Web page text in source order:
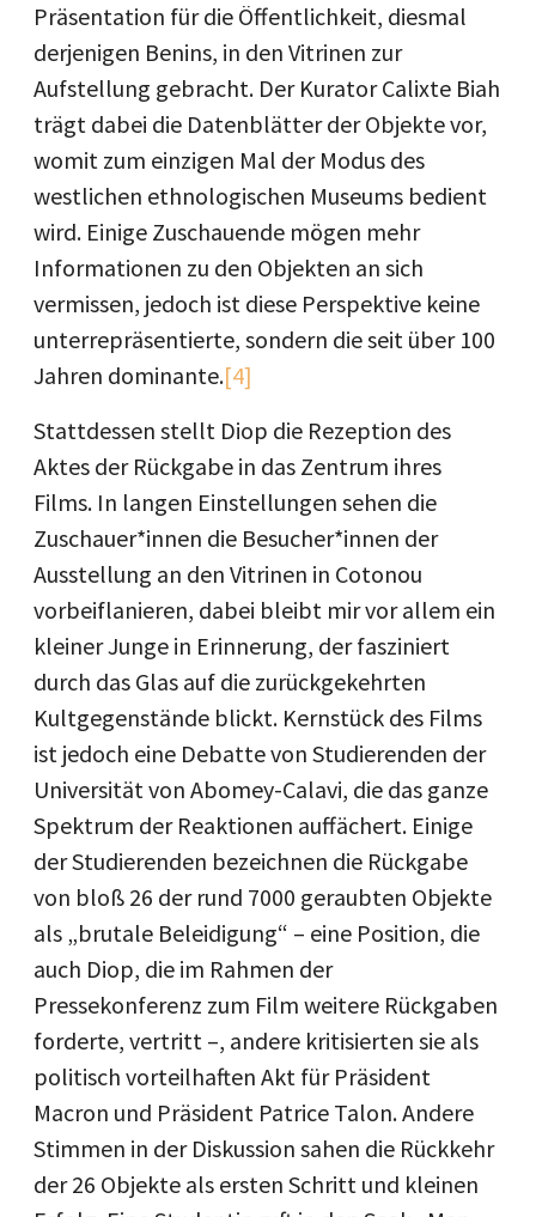
Präsentation für die Öffentlichkeit, diesmal
derjenigen Benins, in den Vitrinen zur
Aufstellung gebracht. Der Kurator Calixte Biah
trägt dabei die Datenblätter der Objekte vor,
womit zum einzigen Mal der Modus des
westlichen ethnologischen Museums bedient
wird. Einige Zuschauende mögen mehr
Informationen zu den Objekten an sich
vermissen, jedoch ist diese Perspektive keine
unterrepräsentierte, sondern die seit über 100
Jahren dominante.[4]
Stattdessen stellt Diop die Rezeption des
Aktes der Rückgabe in das Zentrum ihres
Films. In langen Einstellungen sehen die
Zuschauer*innen die Besucher*innen der
Ausstellung an den Vitrinen in Cotonou
vorbeiflanieren, dabei bleibt mir vor allem ein
kleiner Junge in Erinnerung, der fasziniert
durch das Glas auf die zurückgekehrten
Kultgegenstände blickt. Kernstück des Films
ist jedoch eine Debatte von Studierenden der
Universität von Abomey-Calavi, die das ganze
Spektrum der Reaktionen auffächert. Einige
der Studierenden bezeichnen die Rückgabe
von bloß 26 der rund 7000 geraubten Objekte
als „brutale Beleidigung“ – eine Position, die
auch Diop, die im Rahmen der
Pressekonferenz zum Film weitere Rückgaben
forderte, vertritt –, andere kritisierten sie als
politisch vorteilhaften Akt für Präsident
Macron und Präsident Patrice Talon. Andere
Stimmen in der Diskussion sahen die Rückkehr
der 26 Objekte als ersten Schritt und kleinen